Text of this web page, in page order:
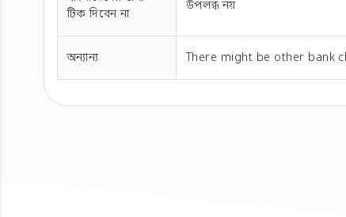
টিক দিবেন না
উপলব্ধ নয়
অন্যান্য There might be other bank